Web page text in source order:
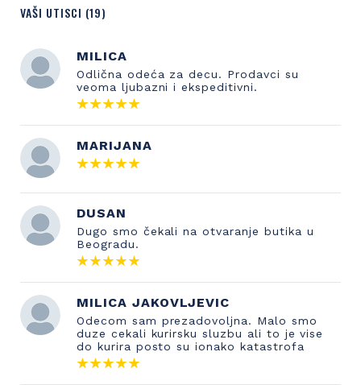
VAŠI UTISCI (19)
MILICA
Odlična odeća za decu. Prodavci su
veoma ljubazni i ekspeditivni.
MARIJANA
DUSAN
Dugo smo čekali na otvaranje butika u
Beogradu.
MILICA JAKOVLJEVIC
Odecom sam prezadovoljna. Malo smo
duze cekali kurirsku sluzbu ali to je vise
do kurira posto su ionako katastrofa